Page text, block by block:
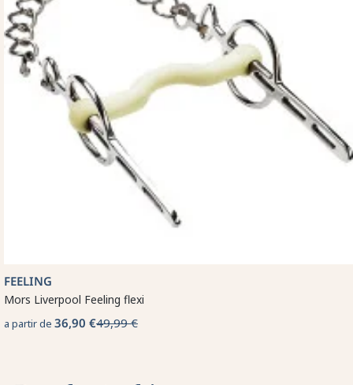
FEELING
Mors Liverpool Feeling flexi
a partir de 36,90 €49,99 €